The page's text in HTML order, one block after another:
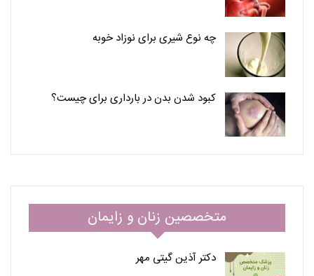
چه نوع شیری برای نوزاد خوبه
کبود شدن بدن در بارداری برای چیست؟
متخصصین زنان و زایمان
دکتر آذین گیتی مهر